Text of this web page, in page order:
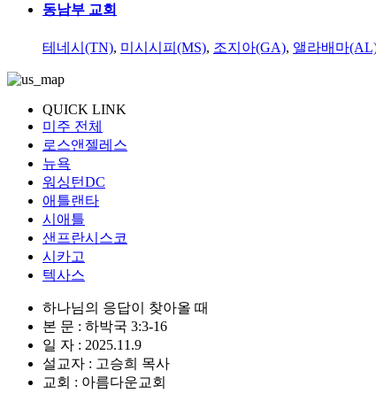
동남부 교회
테네시(TN), 미시시피(MS), 조지아(GA), 앨라배마
QUICK LINK
미주 전체
로스앤젤레스
뉴욕
워싱턴DC
애틀랜타
시애틀
샌프란시스코
시카고
텍사스
하나님의 응답이 찾아올 때
본 문 : 하박국 3:3-16
일 자 : 2025.11.9
설교자 : 고승희 목사
교회 : 아름다운교회